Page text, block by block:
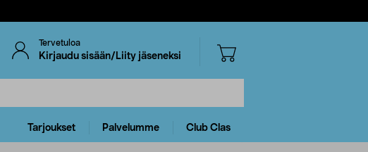
Tervetuloa
Kirjaudu sisään/Liity jäseneksi
Tarjoukset Palvelumme Club Clas